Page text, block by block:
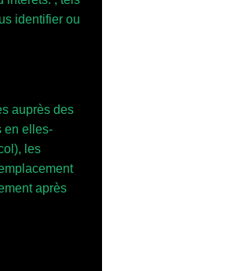
identifier ou
auprès des
en elles-
les
après